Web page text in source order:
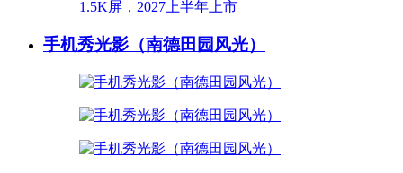
手机秀光影（南德田园风光）